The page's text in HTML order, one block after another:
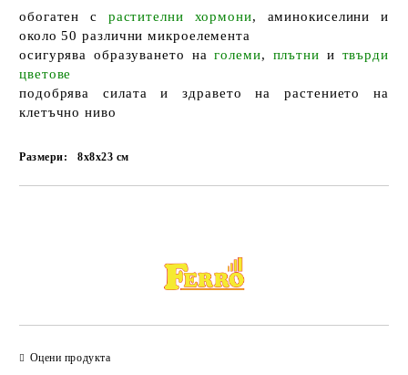
обогатенс растителни хормони, аминокиселини и
около50 различни микроелемента
осигурява образуването на големи, плътни и твърди
цветове
подобрява силата издравето на растението
на
клетъчно ниво
Размери: 8x8x23 см
Оцени продукта